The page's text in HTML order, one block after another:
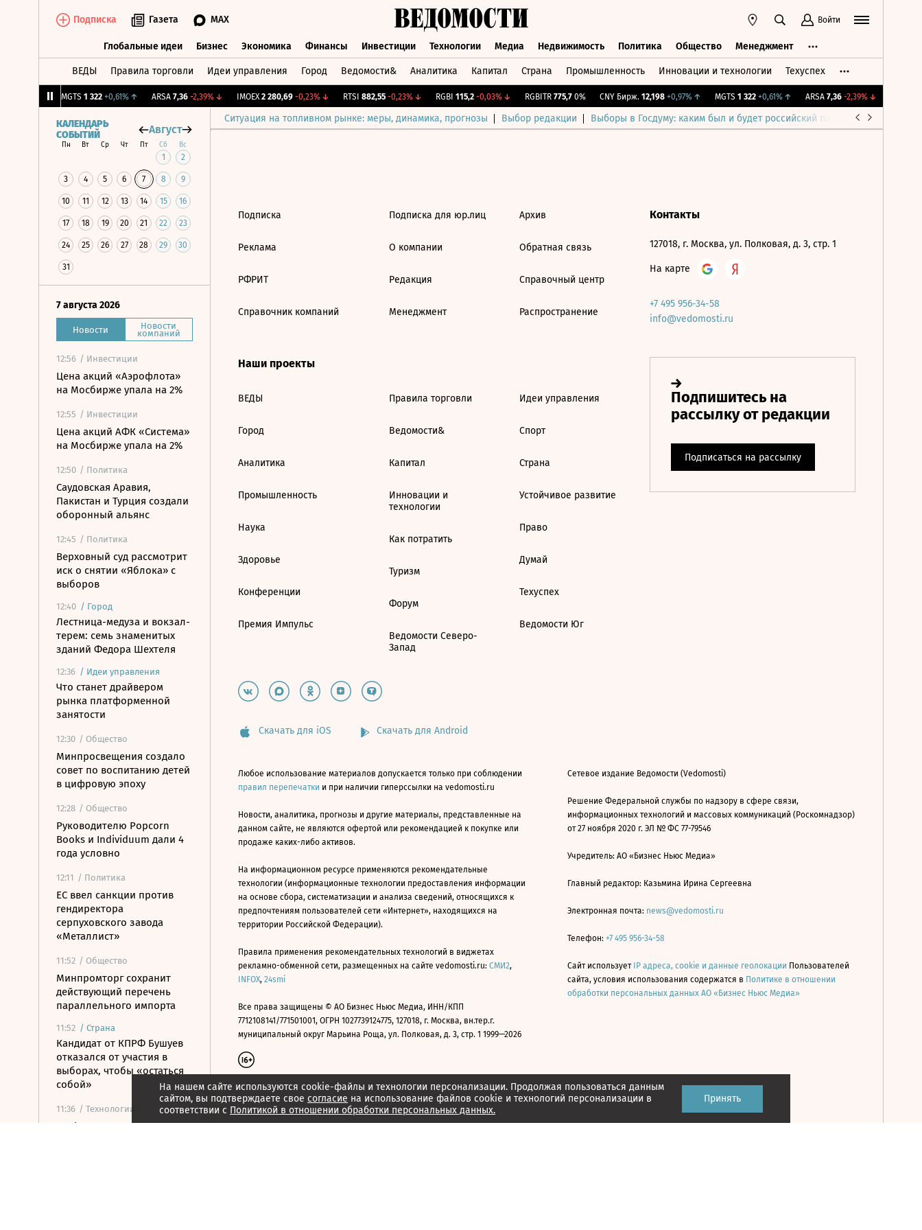
Подписка Газета MAX Войти
Глобальные идеи Бизнес Экономика Финансы Инвестиции Технологии Медиа Недвижимость Политика Общество Менеджмент
ВЕДЫ Правила торговли Идеи управления Город Ведомости& Аналитика Капитал Страна Промышленность Инновации и технологии Техуспех
MGTS 1 322 +0,61%↑ ARSA 7,36 -2,39%↓ IMOEX 2 280,69 -0,23%↓ RTSI 882,55 -0,23%↓ RGBI 115,2 -0,03%↓ RGBITR 775,7 0% CNY Бирж. 12,198 +0,97%↑ MGTS 1 322 +0,61%↑ ARSA 7,36 -2,39%↓
Ситуация на топливном рынке: меры, динамика, прогнозы Выбор редакции Выборы в Госдуму: каким был и будет российский парламент
КАЛЕНДАРЬ
СОБЫТИЙ
Август
Пн Вт Ср Чт Пт Сб Вс
1 2
3 4 5 6 7 8 9
10 11 12 13 14 15 16
17 18 19 20 21 22 23
24 25 26 27 28 29 30
31
7 августа 2026
Новости Новости
компаний
12:56 / Инвестиции
Цена акций «Аэрофлота»
на Мосбирже упала на 2%
12:55 / Инвестиции
Цена акций АФК «Система»
на Мосбирже упала на 2%
12:50 / Политика
Саудовская Аравия,
Пакистан и Турция создали
оборонный альянс
12:45 / Политика
Верховный суд рассмотрит
иск о снятии «Яблока» с
выборов
12:40 / Город
Лестница-медуза и вокзал-
терем: семь знаменитых
зданий Федора Шехтеля
12:36 / Идеи управления
Что станет драйвером
рынка платформенной
занятости
12:30 / Общество
Минпросвещения создало
совет по воспитанию детей
в цифровую эпоху
12:28 / Общество
Руководителю Popcorn
Books и Individuum дали 4
года условно
12:11 / Политика
ЕС ввел санкции против
гендиректора
серпуховского завода
«Металлист»
11:52 / Общество
Минпромторг сохранит
действующий перечень
параллельного импорта
11:52 / Страна
Кандидат от КПРФ Бушуев
отказался от участия в
выборах, чтобы «остаться
собой»
11:36 / Технологии
В РФ определили первые
На нашем сайте используются cookie-файлы и технологии персонализации. Продолжая пользоваться данным
сайтом, вы подтверждаете свое согласие на использование файлов cookie и технологий персонализации в
соответствии с Политикой в отношении обработки персональных данных.
Принять
Подписка
Реклама
РФРИТ
Справочник компаний
Подписка для юр.лиц
О компании
Редакция
Менеджмент
Архив
Обратная связь
Справочный центр
Распространение
Наши проекты
ВЕДЫ
Город
Аналитика
Промышленность
Наука
Здоровье
Конференции
Премия Импульс
Правила торговли
Ведомости&
Капитал
Инновации и
технологии
Как потратить
Туризм
Форум
Ведомости Северо-
Запад
Идеи управления
Спорт
Страна
Устойчивое развитие
Право
Думай
Техуспех
Ведомости Юг
Контакты
127018, г. Москва, ул. Полковая, д. 3, стр. 1
На карте
+7 495 956-34-58
info@vedomosti.ru
Скачать для iOS Скачать для Android
Любое использование материалов допускается только при соблюдении
правил перепечатки и при наличии гиперссылки на vedomosti.ru
Новости, аналитика, прогнозы и другие материалы, представленные на
данном сайте, не являются офертой или рекомендацией к покупке или
продаже каких-либо активов.
На информационном ресурсе применяются рекомендательные
технологии (информационные технологии предоставления информации
на основе сбора, систематизации и анализа сведений, относящихся к
предпочтениям пользователей сети «Интернет», находящихся на
территории Российской Федерации).
Правила применения рекомендательных технологий в виджетах
рекламно-обменной сети, размещенных на сайте vedomosti.ru: СМИ2,
INFOX, 24smi
Все права защищены © АО Бизнес Ньюс Медиа, ИНН/КПП
7712108141/771501001, ОГРН 1027739124775, 127018, г. Москва, вн.тер.г.
муниципальный округ Марьина Роща, ул. Полковая, д. 3, стр. 1 1999—2026
Сетевое издание Ведомости (Vedomosti)
Решение Федеральной службы по надзору в сфере связи,
информационных технологий и массовых коммуникаций (Роскомнадзор)
от 27 ноября 2020 г. ЭЛ № ФС 77-79546
Учредитель: АО «Бизнес Ньюс Медиа»
Главный редактор: Казьмина Ирина Сергеевна
Электронная почта: news@vedomosti.ru
Телефон: +7 495 956-34-58
Сайт использует IP адреса, cookie и данные геолокации Пользователей
сайта, условия использования содержатся в Политике в отношении
обработки персональных данных АО «Бизнес Ньюс Медиа»